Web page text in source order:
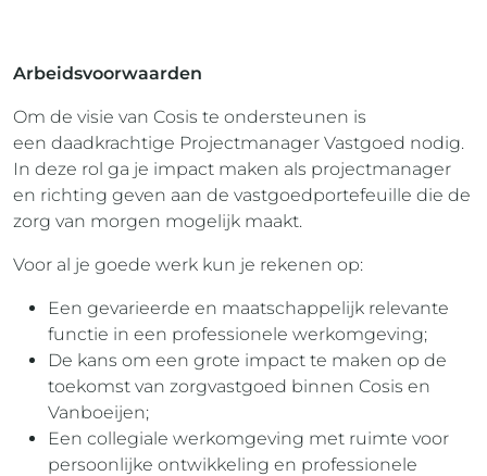
Arbeidsvoorwaarden
Om de visie van Cosis te ondersteunen is
een daadkrachtige Projectmanager Vastgoed nodig.
In deze rol ga je impact maken als projectmanager
en richting geven aan de vastgoedportefeuille die de
zorg van morgen mogelijk maakt.
Voor al je goede werk kun je rekenen op:
Een gevarieerde en maatschappelijk relevante
functie in een professionele werkomgeving;
De kans om een grote impact te maken op de
toekomst van zorgvastgoed binnen Cosis en
Vanboeijen;
Een collegiale werkomgeving met ruimte voor
persoonlijke ontwikkeling en professionele